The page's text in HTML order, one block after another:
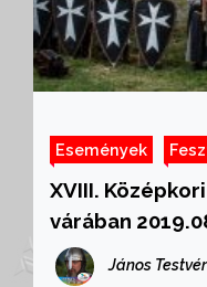
Események
XVIII.
várában
János Testvér